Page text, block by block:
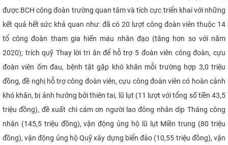
được BCH công đoàn trường quan tâm và tích cực triển khai với những
kết quả hết sức khả quan như: đã có 20 lượt công đoàn viên thuộc 14
tổ công đoàn tham gia hiến máu nhân đạo (tăng hơn so với năm
2020); trích quỹ Thay lời tri ân để hỗ trợ 5 đoàn viên công đoàn, cựu
đoàn viên ốm đau, bệnh tật gặp khó khăn mỗi trường hợp 3,0 triệu
đồng, đề nghị hỗ trợ công đoàn viên, cựu công đoàn viên có hoàn cảnh
khó khăn, bị ảnh hưởng bởi thiên tai, lũ lụt (11 lượt với tổng số tiền 43,5
triệu đồng), đề xuất chi cám ơn người lao đông nhân dịp Tháng công
nhân (145,5 triệu đồng), vận động ủng hộ lũ lụt Miền trung (80 triệu
đồng), vận động ủng hộ Quỹ xây dựng biển đảo (10,55 triệu đồng), vận